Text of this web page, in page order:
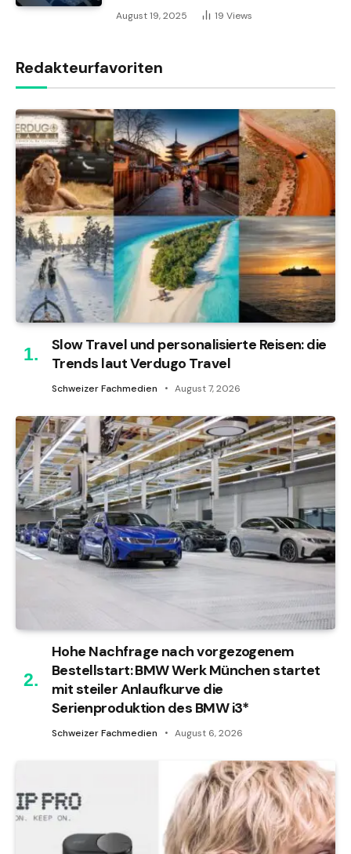
August 19, 2025 19 Views
Redakteurfavoriten
Slow Travel und personalisierte Reisen: die
Trends laut Verdugo Travel
Schweizer Fachmedien August 7, 2026
Hohe Nachfrage nach vorgezogenem
Bestellstart: BMW Werk München startet
mit steiler Anlaufkurve die
Serienproduktion des BMW i3*
Schweizer Fachmedien August 6, 2026